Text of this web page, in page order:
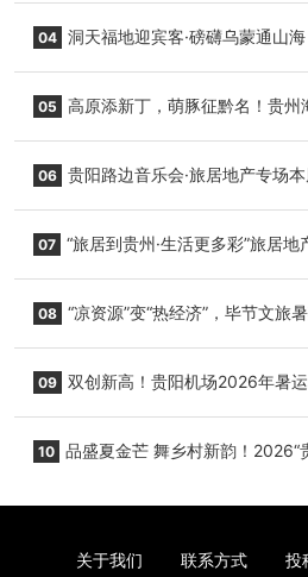
04 洞天福地迎宾客·磅礴乌蒙通山
05 高原添新丁，萌豚征黔名！贵州
06 贵阳路边音乐会·旅居地产专场
07 “旅居到贵州·生活更多彩”旅居
08 “凉资源”变“热经济”，毕节文旅
09 双创新高！贵阳机场2026年暑
10 品盛夏金芒 舞乡村新韵！2026“
关于我们 联系方式 投